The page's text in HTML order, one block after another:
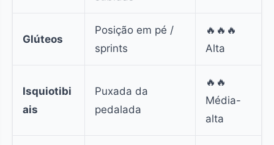
Glúteos
Posição em pé /
sprints
🔥🔥🔥
Alta
Isquiotibi
ais
Puxada da
pedalada
🔥🔥
Média-
alta